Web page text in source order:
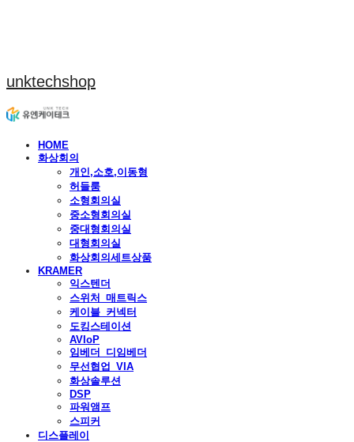
unktechshop
HOME
화상회의
개인,소호,이동형
허들룸
소형회의실
중소형회의실
중대형회의실
대형회의실
화상회의세트상품
KRAMER
익스텐더
스위처_매트릭스
케이블_커넥터
도킹스테이션
AVIoP
임베더_디임베더
무선협업_VIA
화상솔루션
DSP
파워앰프
스피커
디스플레이